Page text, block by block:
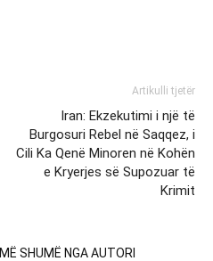
Artikulli tjetër
Iran: Ekzekutimi i një të
Burgosuri Rebel në Saqqez, i
Cili Ka Qenë Minoren në Kohën
e Kryerjes së Supozuar të
Krimit
MË SHUMË NGA AUTORI